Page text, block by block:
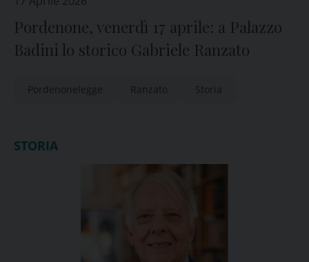
Pordenone, venerdì 17 aprile: a Palazzo
Badini lo storico Gabriele Ranzato
Pordenonelegge Ranzato Storia
STORIA